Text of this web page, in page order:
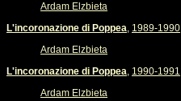
Ardam Elzbieta
L'incoronazione di Poppea, 1989-1990
Ardam Elzbieta
L'incoronazione di Poppea, 1990-1991
Ardam Elzbieta